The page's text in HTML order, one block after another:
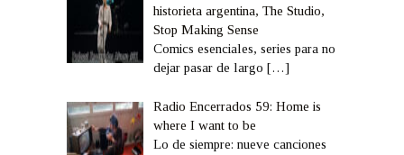
historieta argentina, The Studio,
Stop Making Sense
Comics esenciales, series para no
dejar pasar de largo[…]
Radio Encerrados 59: Home is
where I want to be
Lo de siempre: nueve canciones